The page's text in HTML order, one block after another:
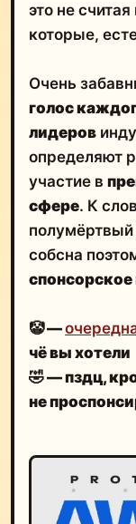
это не
которые,
Очень
голос
лидеров
определяют
участие в
сфере. К
собсна
спонсорское
🤡 —
чё вы хотели
🤣 — пздц,
не